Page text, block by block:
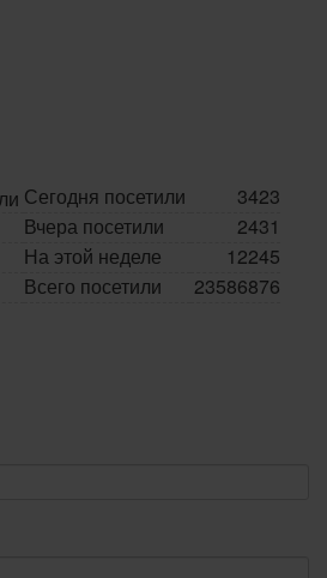
Сегодня посетили
3423
Вчера посетили
2431
На этой неделе
12245
Всего посетили
23586876